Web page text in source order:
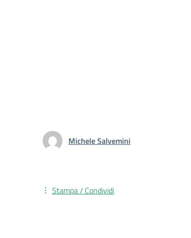
Michele Salvemini
Stampa / Condividi